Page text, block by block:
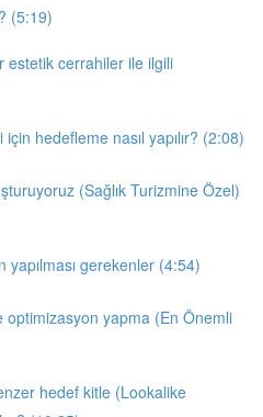
(5:19)
estetik cerrahiler ile ilgili
hedefleme nasıl yapılır? (2:08)
(Sağlık Turizmine Özel)
yapılması gerekenler (4:54)
yapma (En Önemli
hedef kitle (Lookalike